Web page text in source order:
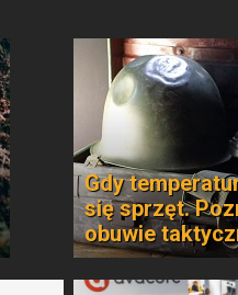
Gdy
się sprzęt.
obuwie